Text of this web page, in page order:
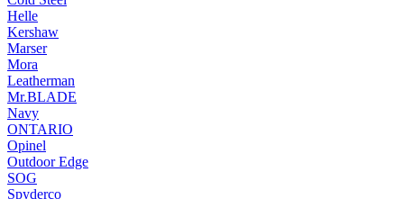
Helle
Kershaw
Marser
Mora
Leatherman
Mr.BLADE
Navy
ONTARIO
Opinel
Outdoor Edge
SOG
Spyderco